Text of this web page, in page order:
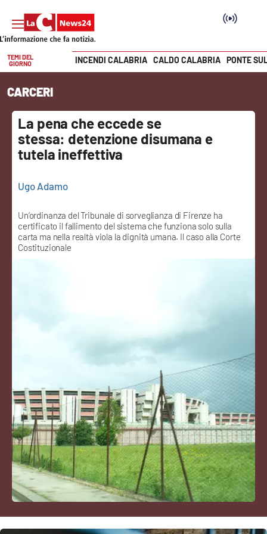
SEZIONI
Cronaca
Politica
Attualità
Economia e lavoro
Italia Mondo
Meteo
Editoriali
VIDEO
Ambiente
Cronaca
Vai
TEMI DEL
GIORNO
INCENDI CALABRIA CALDO CALABRIA PONTE
CARCERI
La pena che eccede se
stessa: detenzione disumana e
tutela ineffettiva
Un’ordinanza del Tribunale di sorveglianza di Firenze ha
certificato il fallimento del sistema che funziona solo sulla
carta ma nella realtà viola la dignità umana. Il caso alla Corte
Costituzionale
Ugo Adamo